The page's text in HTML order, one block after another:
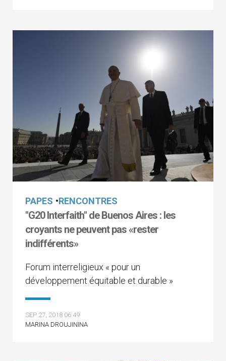
PAPES •RENCONTRES
"G20 Interfaith" de Buenos Aires : les
croyants ne peuvent pas «rester
indifférents»
Forum interreligieux « pour un
développement équitable et durable »
SEP 27, 2018 06:49
MARINA DROUJININA